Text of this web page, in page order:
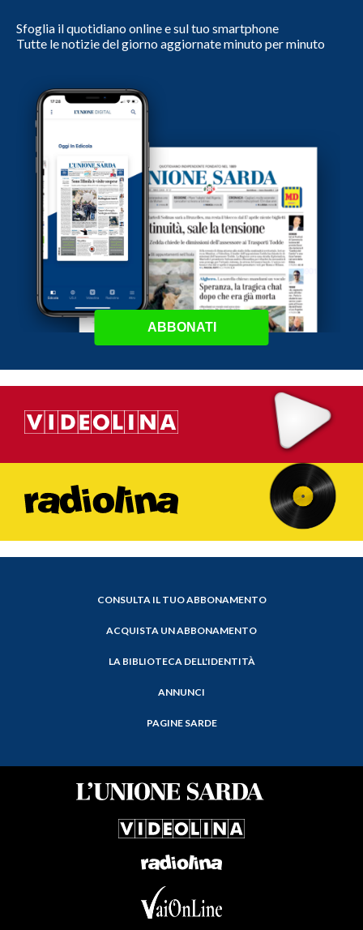
Sfoglia il quotidiano online e sul tuo smartphone
Tutte le notizie del giorno aggiornate minuto per minuto
ABBONATI
CONSULTA IL TUO ABBONAMENTO
ACQUISTA UN ABBONAMENTO
LA BIBLIOTECA DELL'IDENTITÀ
ANNUNCI
PAGINE SARDE